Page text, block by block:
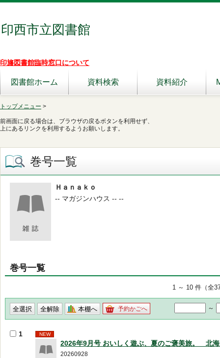
印西市立図書館
印旛図書館臨時窓口について
図書館ホーム 資料検索 資料紹介
トップメニュー >
前画面に戻る場合は、ブラウザの戻るボタンを利用せず、
上にあるリンクを利用するようお願いします。
巻号一覧
Ｈａｎａｋｏ
-- マガジンハウス -- --
巻号一覧
1 ～ 10 件（全
本棚へ 予約かごへ ～
1 NEW
2026年9月号 おいしく遊ぶ、夏のご褒美旅。 北
20260928